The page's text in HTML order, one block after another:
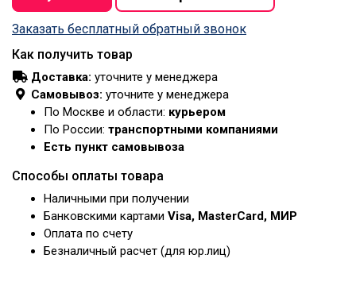
Заказать бесплатный обратный звонок
Как получить товар
Доставка: уточните у менеджера
Самовывоз: уточните у менеджера
По Москве и области: курьером
По России: транспортными компаниями
Есть пункт самовывоза
Способы оплаты товара
Наличными при получении
Банковскими картами Visa, MasterCard, МИР
Оплата по счету
Безналичный расчет (для юр.лиц)